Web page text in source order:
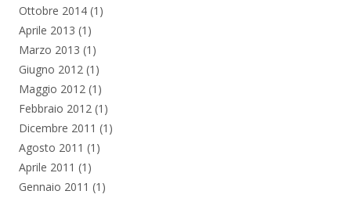
Ottobre 2014 (1)
Aprile 2013 (1)
Marzo 2013 (1)
Giugno 2012 (1)
Maggio 2012 (1)
Febbraio 2012 (1)
Dicembre 2011 (1)
Agosto 2011 (1)
Aprile 2011 (1)
Gennaio 2011 (1)